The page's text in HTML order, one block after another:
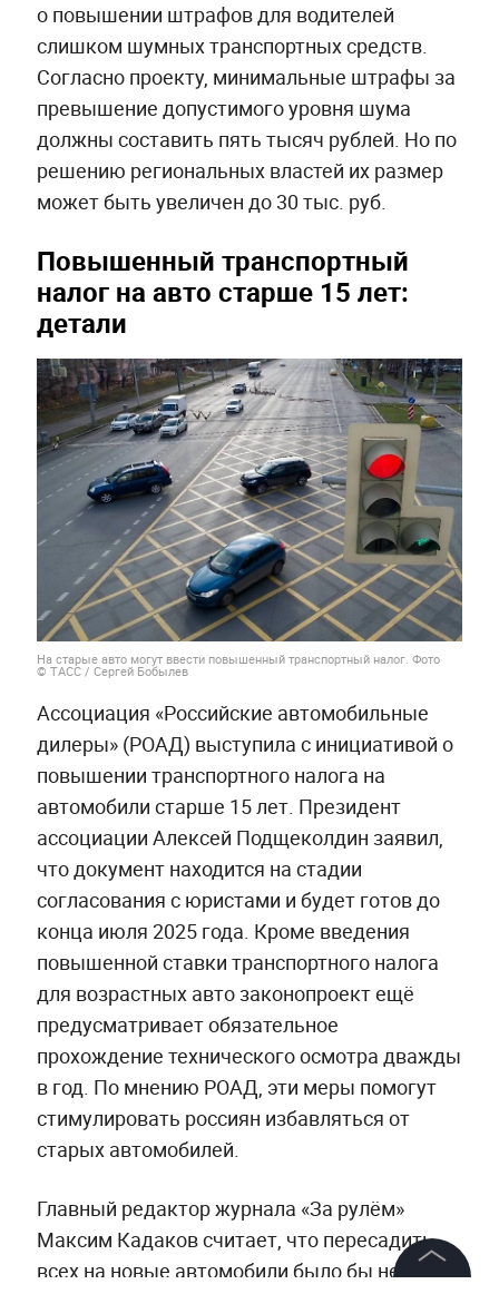
о повышении штрафов для водителей
слишком шумных транспортных средств.
Согласно проекту, минимальные штрафы за
превышение допустимого уровня шума
должны составить пять тысяч рублей. Но по
решению региональных властей их размер
может быть увеличен до 30 тыс. руб.
Повышенный транспортный
налог на авто старше 15 лет:
детали
На старые авто могут ввести повышенный транспортный налог. Фото
© ТАСС / Сергей Бобылев
Ассоциация «Российские автомобильные
дилеры» (РОАД) выступила с инициативой о
повышении транспортного налога на
автомобили старше 15 лет. Президент
ассоциации Алексей Подщеколдин заявил,
что документ находится на стадии
согласования с юристами и будет готов до
конца июля 2025 года. Кроме введения
повышенной ставки транспортного налога
для возрастных авто законопроект ещё
предусматривает обязательное
прохождение технического осмотра дважды
в год. По мнению РОАД, эти меры помогут
стимулировать россиян избавляться от
старых автомобилей.
Главный редактор журнала «За рулём»
Максим Кадаков считает, что пересадить
всех на новые автомобили было бы неплохо,